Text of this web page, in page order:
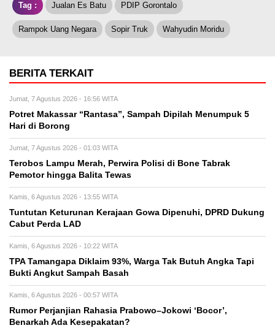
Tag : Jualan Es Batu PDIP Gorontalo
Rampok Uang Negara Sopir Truk Wahyudin Moridu
BERITA TERKAIT
Jumat, 7 Agustus 2026 - 16:56 WITA
Potret Makassar “Rantasa”, Sampah Dipilah Menumpuk 5
Hari di Borong
Jumat, 7 Agustus 2026 - 01:03 WITA
Terobos Lampu Merah, Perwira Polisi di Bone Tabrak
Pemotor hingga Balita Tewas
Kamis, 6 Agustus 2026 - 13:55 WITA
Tuntutan Keturunan Kerajaan Gowa Dipenuhi, DPRD Dukung
Cabut Perda LAD
Kamis, 6 Agustus 2026 - 10:22 WITA
TPA Tamangapa Diklaim 93%, Warga Tak Butuh Angka Tapi
Bukti Angkut Sampah Basah
Kamis, 6 Agustus 2026 - 00:57 WITA
Rumor Perjanjian Rahasia Prabowo–Jokowi ‘Bocor’,
Benarkah Ada Kesepakatan?